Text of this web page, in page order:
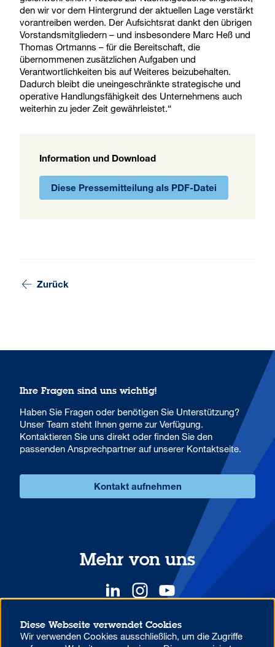
den wir vor dem Hintergrund der aktuellen Lage verstärkt
vorantreiben werden. Der Aufsichtsrat dankt den übrigen
Vorstandsmitgliedern – und insbesondere Marc Heß und
Thomas Ortmanns – für die Bereitschaft, die
übernommenen zusätzlichen Aufgaben und
Verantwortlichkeiten bis auf Weiteres beizubehalten.
Dadurch bleibt die uneingeschränkte strategische und
operative Handlungsfähigkeit des Unternehmens auch
weiterhin zu jeder Zeit gewährleistet.“
Information und Download
Diese Pressemitteilung als PDF-Datei
Zurück
Ihre Fragen sind uns wichtig!
Haben Sie Fragen oder benötigen Sie Unterstützung?
Unser Team steht Ihnen gerne zur Verfügung.
Kontaktieren Sie uns direkt oder finden Sie den
passenden Ansprechpartner auf unserer Kontaktseite.
Kontakt aufnehmen
Mehr von uns
YOUR COMPETITIVE ADVANTAGE.
Diese Webseite verwendet Cookies
Wir verwenden Cookies ausschließlich, um die Zugriffe